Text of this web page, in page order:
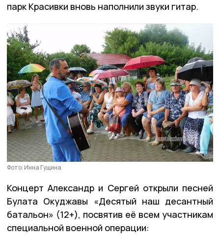
парк Красивки вновь наполнили звуки гитар.
Фото: Инна Гущина
Концерт Александр и Сергей открыли песней
Булата Окуджавы «Десятый наш десантный
батальон» (12+), посвятив её всем участникам
специальной военной операции: